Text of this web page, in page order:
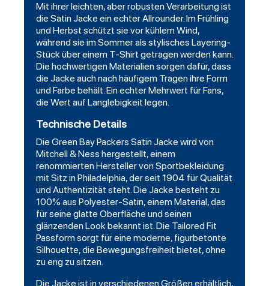
Mit ihrer leichten, aber robusten Verarbeitung ist
die Satin Jacke ein echter Allrounder. Im Frühling
und Herbst schützt sie vor kühlem Wind,
während sie im Sommer als stylisches Layering-
Stück über einem T-Shirt getragen werden kann.
Die hochwertigen Materialien sorgen dafür, dass
die Jacke auch nach häufigem Tragen ihre Form
und Farbe behält. Ein echter Mehrwert für Fans,
die Wert auf Langlebigkeit legen.
Technische Details
Die Green Bay Packers Satin Jacke wird von
Mitchell & Ness hergestellt, einem
renommierten Hersteller von Sportbekleidung
mit Sitz in Philadelphia, der seit 1904 für Qualität
und Authentizität steht. Die Jacke besteht zu
100% aus Polyester-Satin, einem Material, das
für seine glatte Oberfläche und seinen
glänzenden Look bekannt ist. Die Tailored Fit
Passform sorgt für eine moderne, figurbetonte
Silhouette, die Bewegungsfreiheit bietet, ohne
zu eng zu sitzen.
Die Jacke ist in verschiedenen Größen erhältlich,